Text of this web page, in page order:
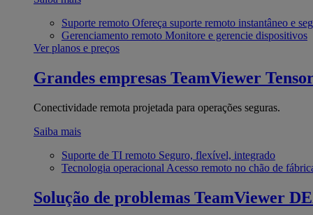
Suporte remoto Ofereça suporte remoto instantâneo e
Gerenciamento remoto Monitore e gerencie dispositivos
Ver planos e preços
Grandes empresas TeamViewer Tensor
Conectividade remota projetada para operações seguras.
Saiba mais
Suporte de TI remoto Seguro, flexível, integrado
Tecnologia operacional Acesso remoto no chão de
Solução de problemas TeamViewer